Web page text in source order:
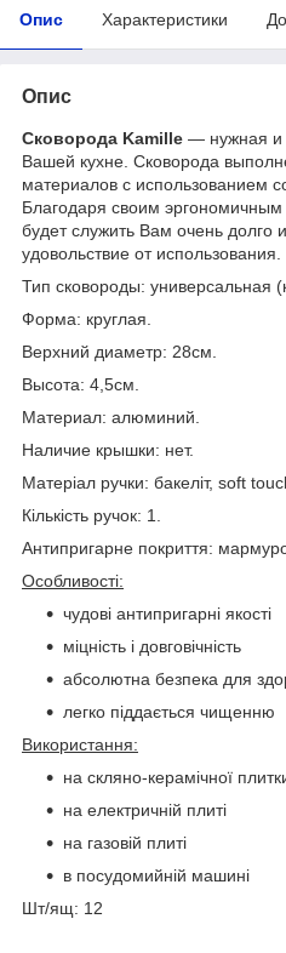
Опис Характеристики
Опис
Сковорода Kamille — нужная и
Вашей кухне. Сковорода
материалов с использованием
Благодаря своим эргономичным
будет служить Вам очень долго
удовольствие от использования.
Тип сковороды: универсальная
Форма: круглая.
Верхний диаметр: 28см.
Высота: 4,5см.
Материал: алюминий.
Наличие крышки: нет.
Матеріал ручки: бакеліт, soft
Кількість ручок: 1.
Антипригарне покриття:
Особливості:
чудові антипригарні якості
міцність і довговічність
абсолютна безпека для
легко піддається чищенню
Використання:
на скляно-керамічної
на електричній плиті
на газовій плиті
в посудомийній машині
Шт/ящ: 12